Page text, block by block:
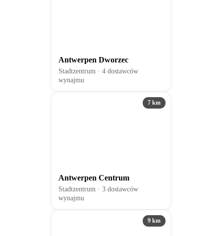
Antwerpen Dworzec
Stadtzentrum · 4 dostawców
wynajmu
7 km
Antwerpen Centrum
Stadtzentrum · 3 dostawców
wynajmu
9 km